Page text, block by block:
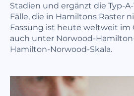
Stadien und ergänzt die Typ-
Fälle, die in Hamiltons Raster
Fassung ist heute weltweit im
auch unter Norwood-
Hamilton-Norwood-Skala.